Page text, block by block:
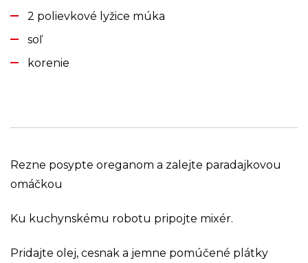
2 polievkové lyžice múka
soľ
korenie
Rezne posypte oreganom a zalejte paradajkovou
omáčkou
Ku kuchynskému robotu pripojte mixér.
Pridajte olej, cesnak a jemne pomúčené plátky